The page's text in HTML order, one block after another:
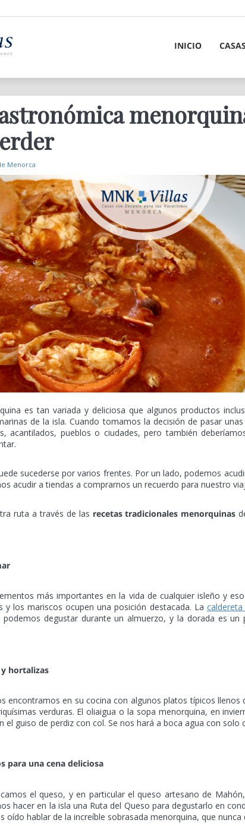
INICIO CASAS
Menorca
es tan variada y deliciosa que algunos productos
de la isla. Cuando tomamos la decisión de pasar
acantilados, pueblos o ciudades, pero también
sucederse por varios frentes. Por un lado, podemos
acudir a tiendas a comprarnos un recuerdo para nuestro
ruta a través de las recetas tradicionales menorquinas
más importantes en la vida de cualquier isleño y
y los mariscos ocupen una posición destacada. La
degustar durante un almuerzo, y la dorada es un
hortalizas
encontramos en su cocina con algunos platos típicos llenos
verduras. El oliaigua o la sopa menorquina, en
el guiso de perdiz con col. Se nos hará a boca agua con solo
para una cena deliciosa
el queso, y en particular el queso artesano de
hacer en la isla una Ruta del Queso para degustarlo en
oído hablar de la increíble sobrasada menorquina, que nunca